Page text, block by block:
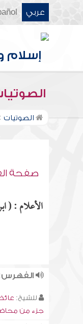
عربي
الصوتيات
صفحة
الأعلام : (
للشيخ:
جزء من